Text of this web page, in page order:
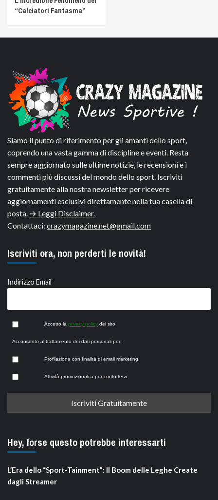
“Calciatori Fantasma”
Siamo il punto di riferimento per gli amanti dello sport,
coprendo una vasta gamma di discipline e eventi. Resta
sempre aggiornato sulle ultime notizie, le recensioni e i
commenti più discussi del mondo dello sport. Iscriviti
gratuitamente alla nostra newsletter per ricevere
aggiornamenti esclusivi direttamente nella tua casella di
posta. → Leggi Disclaimer.
Contattaci: crazymagazine.net@gmail.com
Iscriviti ora, non perderti le novità!
Indirizzo Email
Accetto la privacy policy del sito.
Acconsento al trattamento dei dati personali per:
Profilazione con finalità di email marketing.
Attività promozionali a per conto terzi.
Hey, forse questo potrebbe interessarti
L’Era dello “Sport-Tainment”: Il Boom delle Leghe Create
dagli Streamer